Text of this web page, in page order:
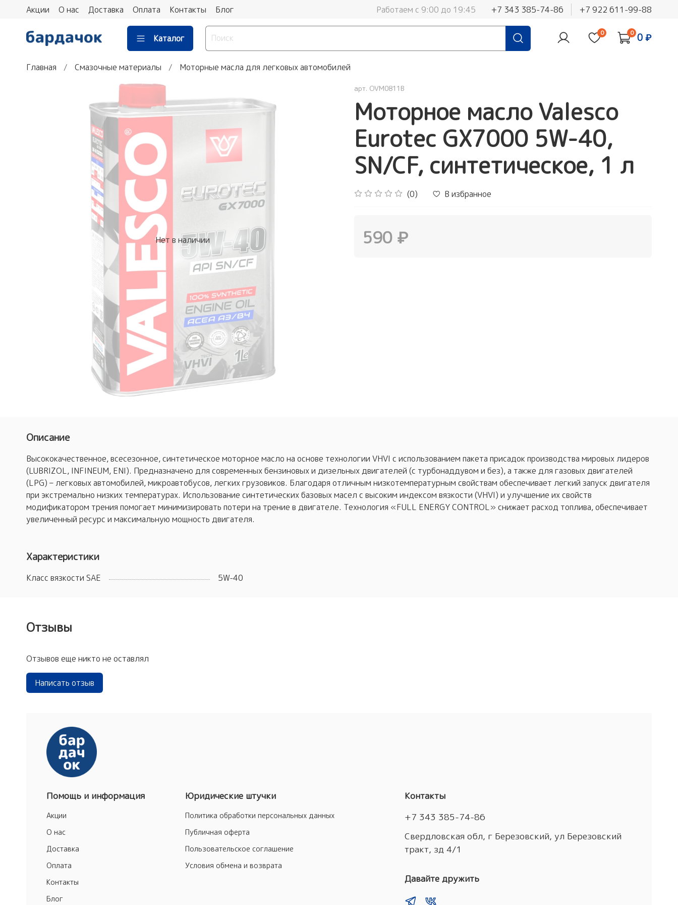
Акции О нас Доставка Оплата Контакты Блог Работаем с 9:00 до 19:45 +7 343 385-74-86 +7 922 611-99-88
Каталог
0 0 0 ₽
Главная Смазочные материалы Моторные масла для легковых автомобилей
Нет в наличии
арт. OVM0811B
Моторное масло Valesco
Eurotec GX7000 5W-40,
SN/CF, синтетическое, 1 л
(0) В избранное
590 ₽
Описание
Высококачественное, всесезонное, синтетическое моторное масло на основе технологии VHVI с использованием пакета присадок производства мировых лидеров
(LUBRIZOL, INFINEUM, ENI). Предназначено для современных бензиновых и дизельных двигателей (с турбонаддувом и без), а также для газовых двигателей
(LPG) – легковых автомобилей, микроавтобусов, легких грузовиков. Благодаря отличным низкотемпературным свойствам обеспечивает легкий запуск двигателя
при экстремально низких температурах. Использование синтетических базовых масел с высоким индексом вязкости (VHVI) и улучшение их свойств
модификатором трения помогает минимизировать потери на трение в двигателе. Технология «FULL ENERGY CONTROL» снижает расход топлива, обеспечивает
увеличенный ресурс и максимальную мощность двигателя.
Характеристики
Класс вязкости SAE 5W-40
Отзывы
Отзывов еще никто не оставлял
Написать отзыв
Помощь и информация
Акции
О нас
Доставка
Оплата
Контакты
Блог
Юридические штучки
Политика обработки персональных данных
Публичная оферта
Пользовательское соглашение
Условия обмена и возврата
Контакты
+7 343 385-74-86
Свердловская обл, г Березовский, ул Березовский
тракт, зд 4/1
Давайте дружить